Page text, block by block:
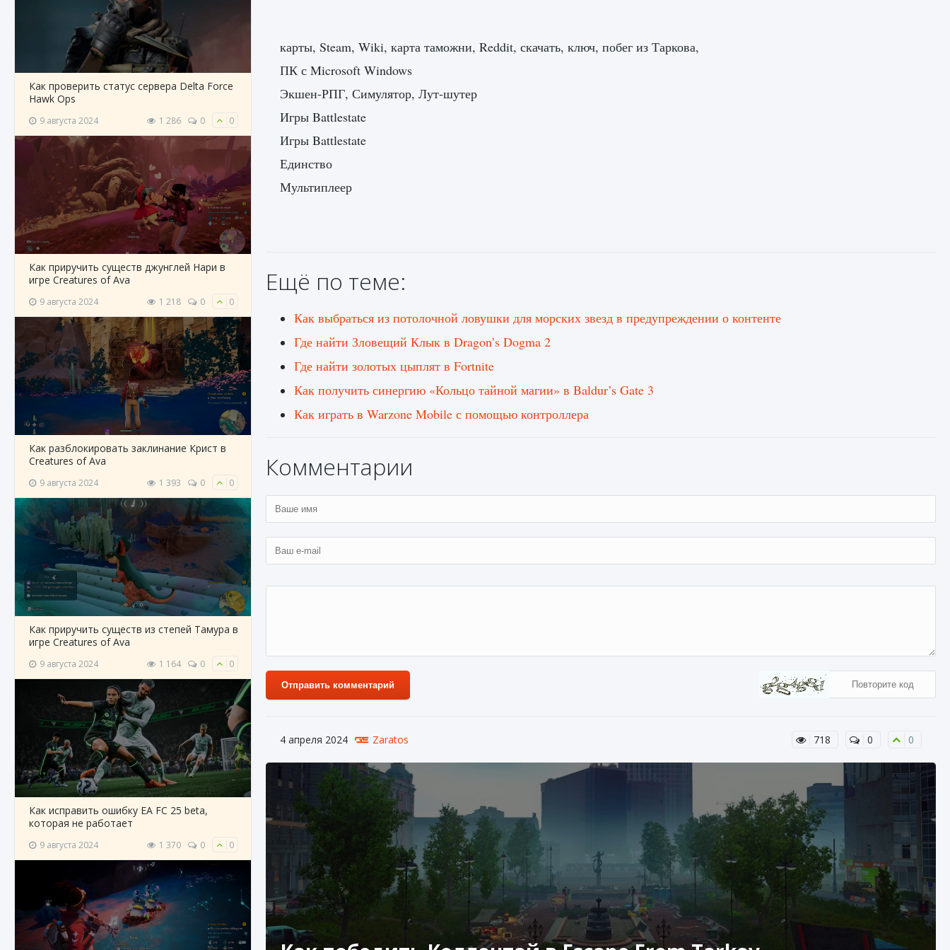
Как проверить статус сервера Delta Force
Hawk Ops
9 августа 2024 1 286 0 0
Как приручить существ джунглей Нари в
игре Creatures of Ava
9 августа 2024 1 218 0 0
Как разблокировать заклинание Крист в
Creatures of Ava
9 августа 2024 1 393 0 0
Как приручить существ из степей Тамура в
игре Creatures of Ava
9 августа 2024 1 164 0 0
Как исправить ошибку EA FC 25 beta,
которая не работает
9 августа 2024 1 370 0 0
карты, Steam, Wiki, карта таможни, Reddit, скачать, ключ, побег из Таркова,
ПК с Microsoft Windows
Экшен-РПГ, Симулятор, Лут-шутер
Игры Battlestate
Игры Battlestate
Единство
Мультиплеер
Ещё по теме:
Как выбраться из потолочной ловушки для морских звезд в предупреждении о контенте
Где найти Зловещий Клык в Dragon’s Dogma 2
Где найти золотых цыплят в Fortnite
Как получить синергию «Кольцо тайной магии» в Baldur’s Gate 3
Как играть в Warzone Mobile с помощью контроллера
Комментарии
Отправить комментарий
4 апреля 2024 Zaratos 718 0 0